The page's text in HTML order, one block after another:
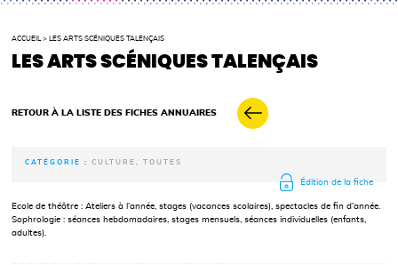
ACCUEIL > LES ARTS SCÉNIQUES TALENÇAIS
LES ARTS SCÉNIQUES TALENÇAIS
RETOUR À LA LISTE DES FICHES ANNUAIRES
CATÉGORIE :CULTURE, TOUTES
Édition de la fiche
Ecole de théâtre : Ateliers à l’année, stages (vacances scolaires), spectacles de fin d’année.
Sophrologie : séances hebdomadaires, stages mensuels, séances individuelles (enfants,
adultes).